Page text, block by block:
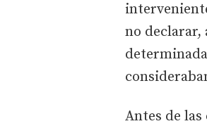
no declarar,
Antes de